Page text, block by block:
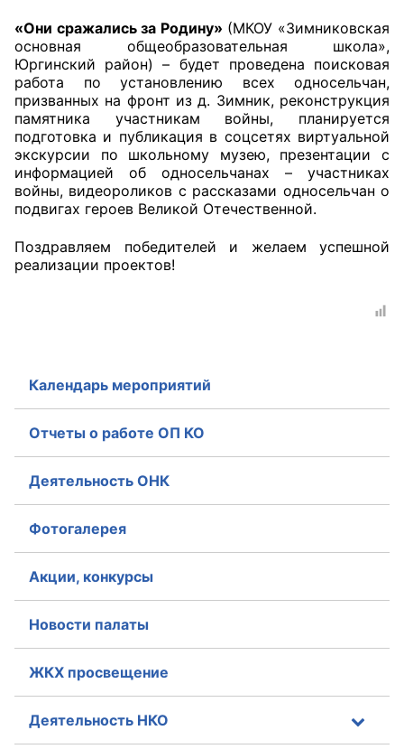
«Они сражались за Родину» (МКОУ «Зимниковская
основная общеобразовательная школа»,
Юргинский район) – будет проведена поисковая
работа по установлению всех односельчан,
призванных на фронт из д. Зимник, реконструкция
памятника участникам войны, планируется
подготовка и публикация в соцсетях виртуальной
экскурсии по школьному музею, презентации с
информацией об односельчанах – участниках
войны, видеороликов с рассказами односельчан о
подвигах героев Великой Отечественной.
Поздравляем победителей и желаем успешной
реализации проектов!
Календарь мероприятий
Отчеты о работе ОП КО
Деятельность ОНК
Фотогалерея
Акции, конкурсы
Новости палаты
ЖКХ просвещение
Деятельность НКО